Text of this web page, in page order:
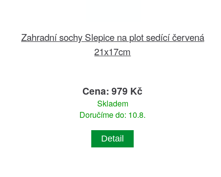
Zahradní sochy Slepice na plot sedící červená
21x17cm
Cena: 979 Kč
Skladem
Doručíme do: 10.8.
Detail